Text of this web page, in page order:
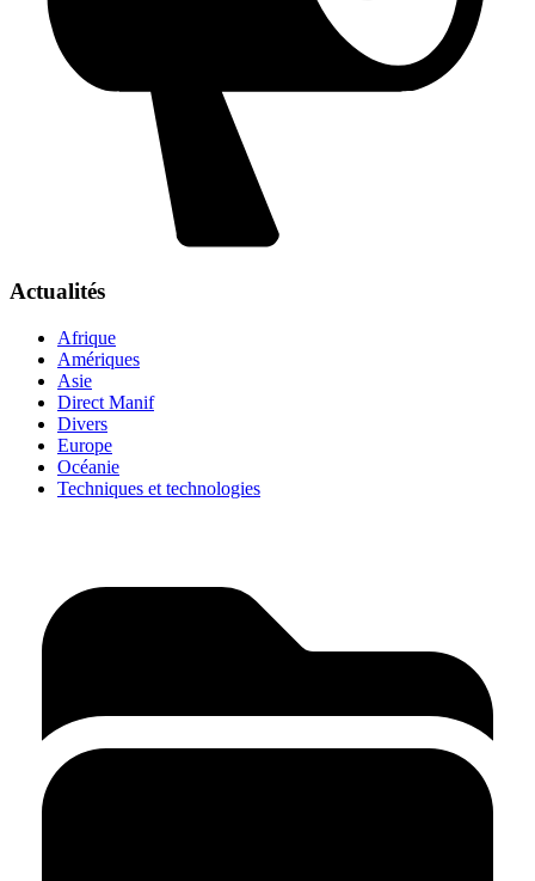
Actualités
Afrique
Amériques
Asie
Direct Manif
Divers
Europe
Océanie
Techniques et technologies